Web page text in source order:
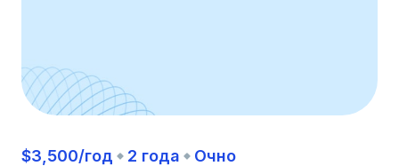
$3,500/год 2 года Очно